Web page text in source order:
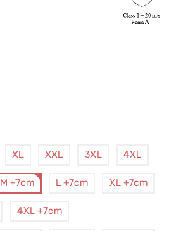
XL XXL 3XL 4XL
M +7cm L +7cm XL +7cm
4XL +7cm